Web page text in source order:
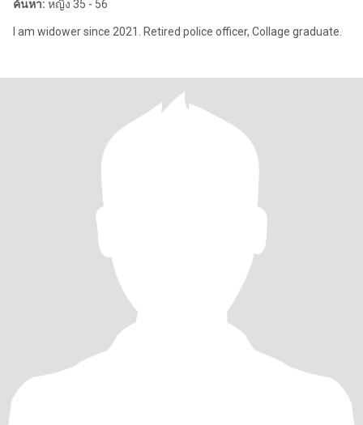
ค้นหา: หญิง 35 - 56
I am widower since 2021. Retired police officer, Collage graduate.